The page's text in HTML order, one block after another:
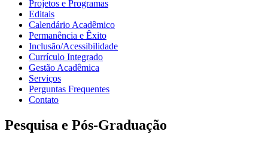
Projetos e Programas
Editais
Calendário Acadêmico
Permanência e Êxito
Inclusão/Acessibilidade
Currículo Integrado
Gestão Acadêmica
Serviços
Perguntas Frequentes
Contato
Pesquisa e Pós-Graduação